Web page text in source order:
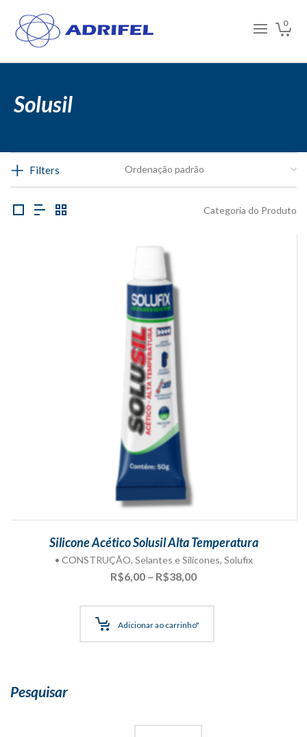
0
Solusil
Filters
Categoria do Produto
Silicone Acético Solusil Alta Temperatura
• CONSTRUÇÃO, Selantes e Silicones, Solufix
R$6,00 – R$38,00Faixa
preço:
através
R$38,00
Adicionar ao carrinho"
Pesquisar